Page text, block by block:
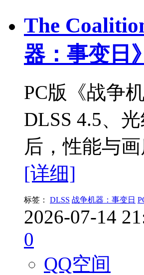
The
器：事变日
PC版《战争
DLSS 4.5、
后，性能与
[详细]
标签： DLSS 战争机器：事变日
2026-07-14
0
QQ空间